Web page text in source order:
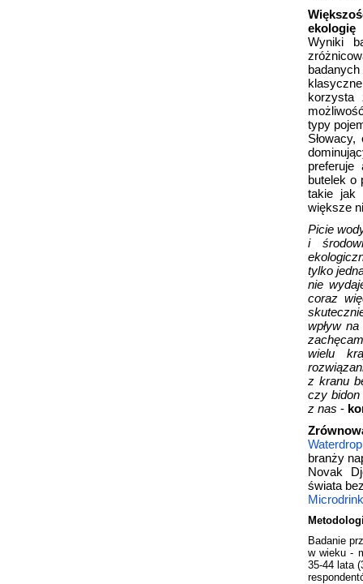
ekologię
Wyniki
korzysta
typy
butelek o
takie jak
większe
Picie
i
tylko
nie
coraz
wpływ
wielu
z kranu
czy bidon
z nas -
Waterdrop
branży
Novak
świata
Badanie
w wieku -
35-44 lata